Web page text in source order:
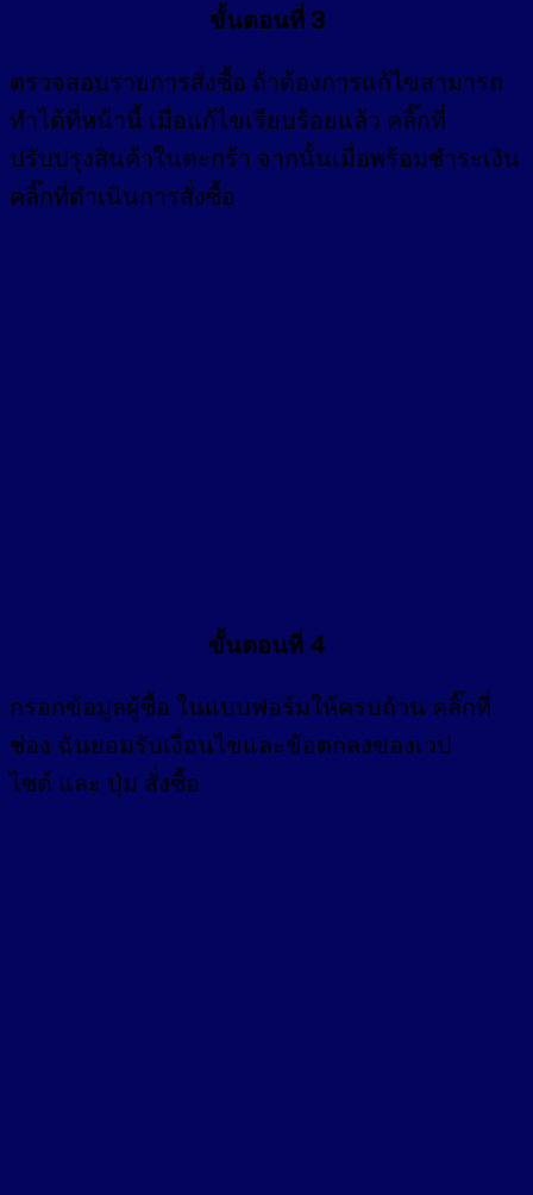
ขั้นตอนที่ 3
ตรวจสอบรายการสั่งซื้อ ถ้าต้องการแก้ไขสามารถ
ทำได้ที่หน้านี้ เมื่อแก้ไขเรียบร้อยแล้ว คลิ๊กที่
ปรับปรุงสินค้าในตะกร้า จากนั้นเมื่อพร้อมชำระเงิน
คลิ๊กที่ดำเนินการสั่งซื้อ
ขั้นตอนที่ 4
กรอกข้อมูลผู้ซื้อ ในแบบฟอร์มให้ครบถ้วน คลิ๊กที่
ช่อง ฉันยอมรับเงื่อนไขและข้อตกลงของเวป
ไซต์ และ ปุ่ม สั่งซื้อ